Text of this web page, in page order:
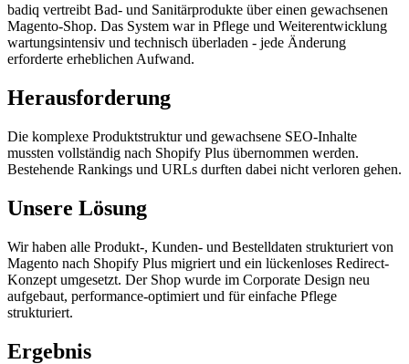
badiq vertreibt Bad- und Sanitärprodukte über einen gewachsenen
Magento-Shop. Das System war in Pflege und Weiterentwicklung
wartungsintensiv und technisch überladen - jede Änderung
erforderte erheblichen Aufwand.
Herausforderung
Die komplexe Produktstruktur und gewachsene SEO-Inhalte
mussten vollständig nach Shopify Plus übernommen werden.
Bestehende Rankings und URLs durften dabei nicht verloren gehen.
Unsere Lösung
Wir haben alle Produkt-, Kunden- und Bestelldaten strukturiert von
Magento nach Shopify Plus migriert und ein lückenloses Redirect-
Konzept umgesetzt. Der Shop wurde im Corporate Design neu
aufgebaut, performance-optimiert und für einfache Pflege
strukturiert.
Ergebnis